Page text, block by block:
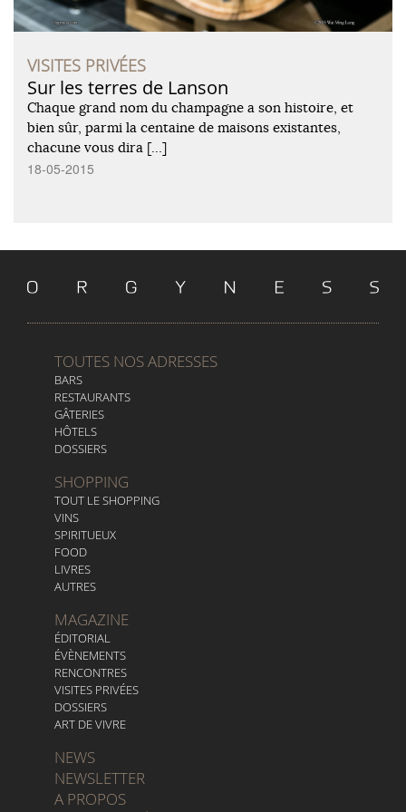
VISITES PRIVÉES
Sur les terres de Lanson
Chaque grand nom du champagne a son histoire, et
bien sûr, parmi la centaine de maisons existantes,
chacune vous dira […]
18-05-2015
TOUTES NOS ADRESSES
BARS
RESTAURANTS
GÂTERIES
HÔTELS
DOSSIERS
SHOPPING
TOUT LE SHOPPING
VINS
SPIRITUEUX
FOOD
LIVRES
AUTRES
MAGAZINE
ÉDITORIAL
ÉVÈNEMENTS
RENCONTRES
VISITES PRIVÉES
DOSSIERS
ART DE VIVRE
NEWS
NEWSLETTER
A PROPOS